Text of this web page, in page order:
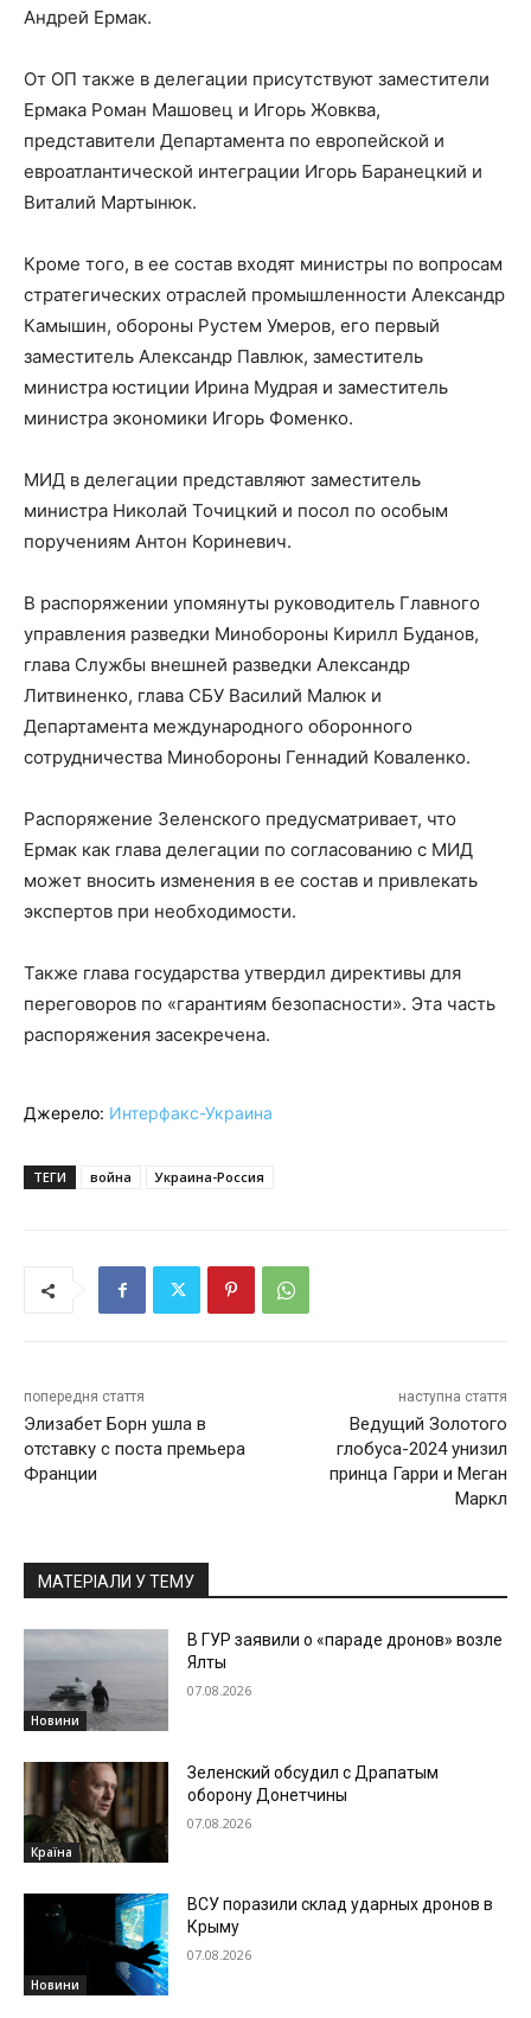
Андрей Ермак.
От ОП также в делегации присутствуют заместители
Ермака Роман Машовец и Игорь Жовква,
представители Департамента по европейской и
евроатлантической интеграции Игорь Баранецкий и
Виталий Мартынюк.
Кроме того, в ее состав входят министры по вопросам
стратегических отраслей промышленности Александр
Камышин, обороны Рустем Умеров, его первый
заместитель Александр Павлюк, заместитель
министра юстиции Ирина Мудрая и заместитель
министра экономики Игорь Фоменко.
МИД в делегации представляют заместитель
министра Николай Точицкий и посол по особым
поручениям Антон Кориневич.
В распоряжении упомянуты руководитель Главного
управления разведки Минобороны Кирилл Буданов,
глава Службы внешней разведки Александр
Литвиненко, глава СБУ Василий Малюк и
Департамента международного оборонного
сотрудничества Минобороны Геннадий Коваленко.
Распоряжение Зеленского предусматривает, что
Ермак как глава делегации по согласованию с МИД
может вносить изменения в ее состав и привлекать
экспертов при необходимости.
Также глава государства утвердил директивы для
переговоров по «гарантиям безопасности». Эта часть
распоряжения засекречена.
Джерело: Интерфакс-Украина
ТЕГИ война Украина-Россия
попередня стаття
Элизабет Борн ушла в
отставку с поста премьера
Франции
наступна стаття
Ведущий Золотого
глобуса-2024 унизил
принца Гарри и Меган
Маркл
МАТЕРІАЛИ У ТЕМУ
Новини
В ГУР заявили о «параде дронов» возле
Ялты
07.08.2026
Країна
Зеленский обсудил с Драпатым
оборону Донетчины
07.08.2026
Новини
ВСУ поразили склад ударных дронов в
Крыму
07.08.2026